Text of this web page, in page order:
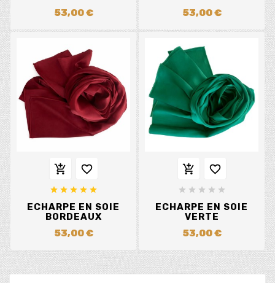
53,00 €
53,00 €
 
    
ECHARPE EN SOIE
BORDEAUX
53,00 €
 
    
ECHARPE EN SOIE
VERTE
53,00 €